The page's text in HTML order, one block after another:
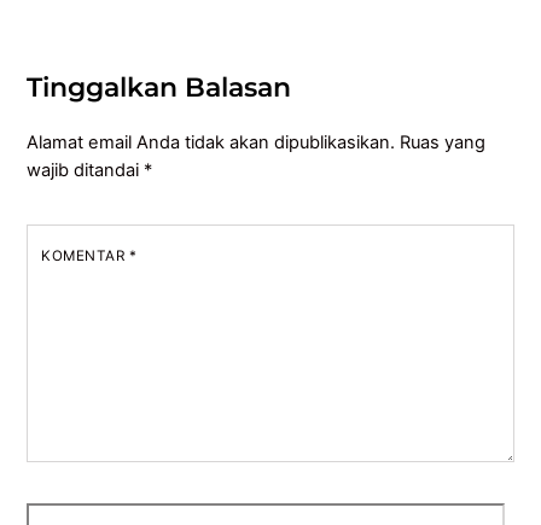
Tinggalkan Balasan
Alamat email Anda tidak akan dipublikasikan. Ruas yang
wajib ditandai *
KOMENTAR *